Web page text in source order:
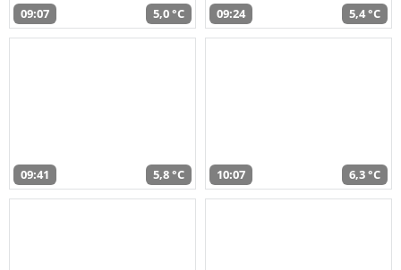
09:07 5,0 °C 09:24 5,4 °C
09:41 5,8 °C 10:07 6,3 °C